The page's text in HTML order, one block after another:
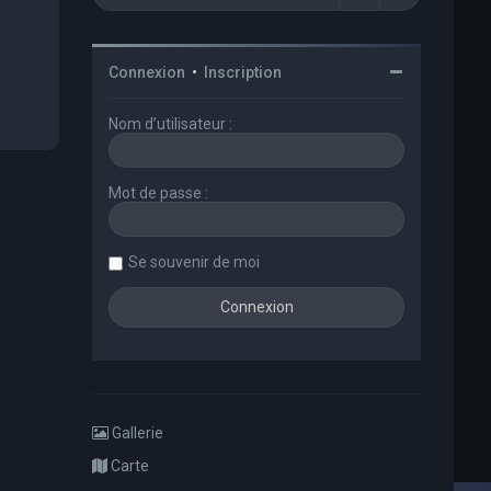
Connexion • Inscription
Nom d’utilisateur :
Mot de passe :
Se souvenir de moi
Gallerie
Carte